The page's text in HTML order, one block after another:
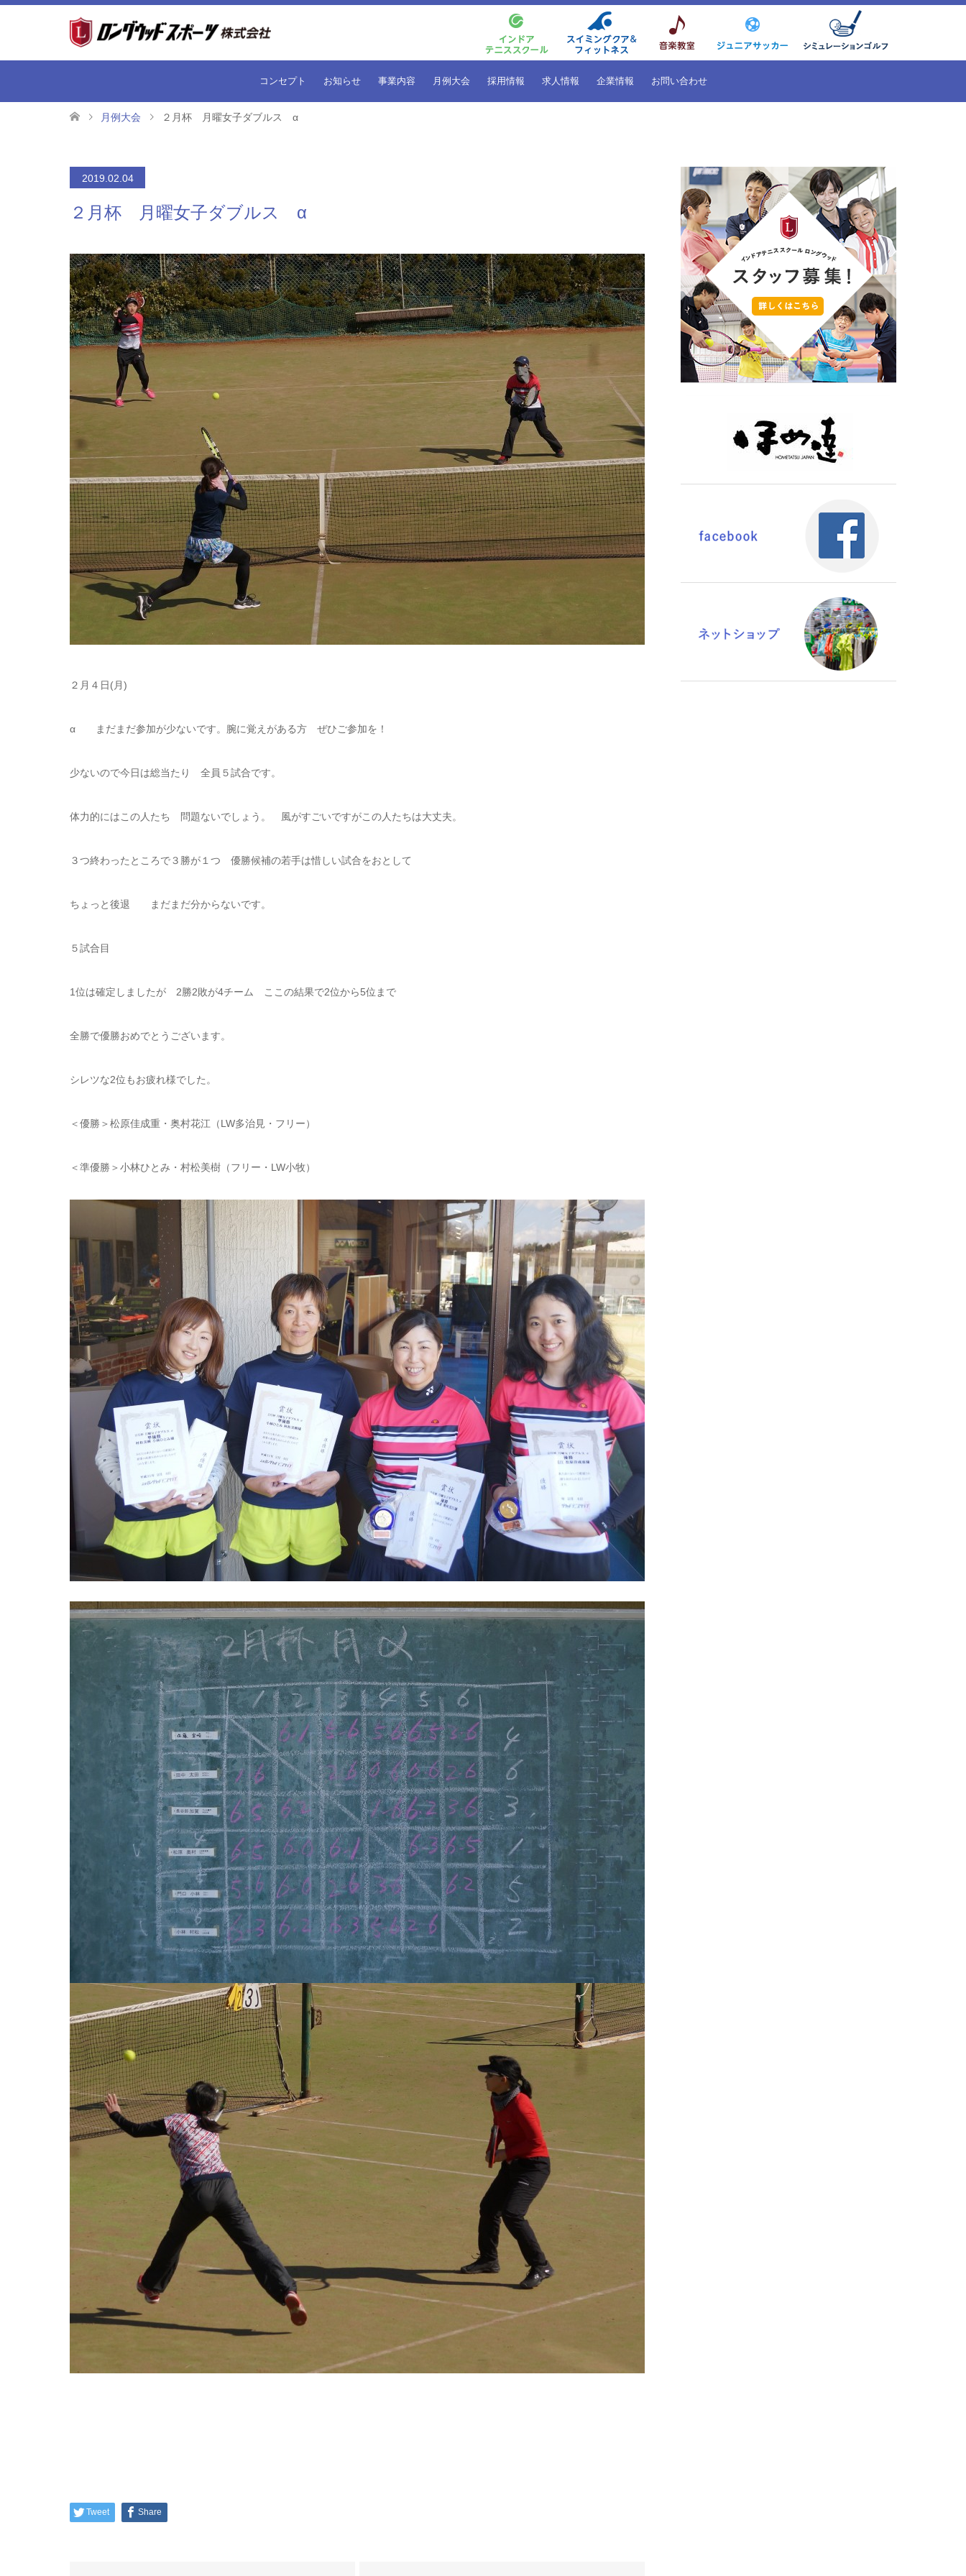
コンセプト お知らせ 事業内容 月例大会 採用情報 求人情報 企業情報 お問い合わせ
月例大会 ２月杯 月曜女子ダブルス α
2019.02.04
２月杯 月曜女子ダブルス α
２月４日(月)
α まだまだ参加が少ないです。腕に覚えがある方 ぜひご参加を！
少ないので今日は総当たり 全員５試合です。
体力的にはこの人たち 問題ないでしょう。 風がすごいですがこの人たちは大丈夫。
３つ終わったところで３勝が１つ 優勝候補の若手は惜しい試合をおとして
ちょっと後退 まだまだ分からないです。
５試合目
1位は確定しましたが 2勝2敗が4チーム ここの結果で2位から5位まで
全勝で優勝おめでとうございます。
シレツな2位もお疲れ様でした。
＜優勝＞松原佳成重・奥村花江（LW多治見・フリー）
＜準優勝＞小林ひとみ・村松美樹（フリー・LW小牧）
Tweet Share